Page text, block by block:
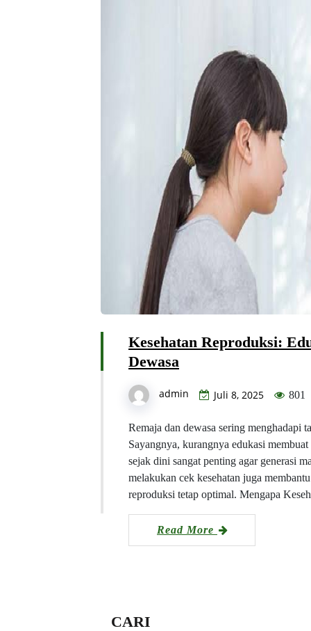
Kesehatan Reproduksi:
Dewasa
admin Juli 8, 2025 801
Remaja dan dewasa sering menghadapi
Sayangnya, kurangnya edukasi
sejak dini sangat penting agar generasi
melakukan cek kesehatan juga
reproduksi tetap optimal. Mengapa
Read More
CARI